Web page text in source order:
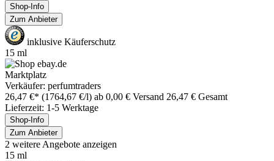
Shop-Info
Zum Anbieter
inklusive Käuferschutz
15 ml
Marktplatz
Verkäufer: perfumtraders
26,47 €* (1764,67 €/l) ab 0,00 € Versand 26,47 € Gesamt
Lieferzeit: 1-5 Werktage
Shop-Info
Zum Anbieter
2 weitere Angebote anzeigen
15 ml